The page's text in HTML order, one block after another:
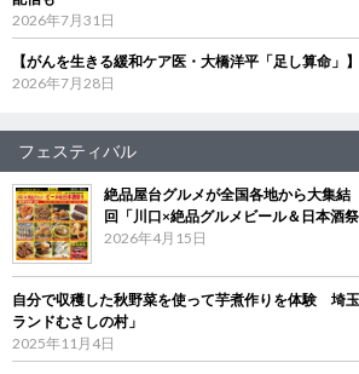
2026年7月31日
【がんを生きる緩和ケア医・大橋洋平「足し算命」
2026年7月28日
フェスティバル
絶品屋台グルメが全国各地から大集
回「川口×絶品グルメビール＆日本酒
2026年4月15日
自分で収穫した秋野菜を使って芋煮作りを体験 埼
ランドむさしの村」
2025年11月4日